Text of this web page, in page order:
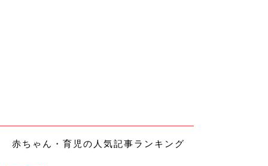
赤ちゃん・育児の人気記事ランキング